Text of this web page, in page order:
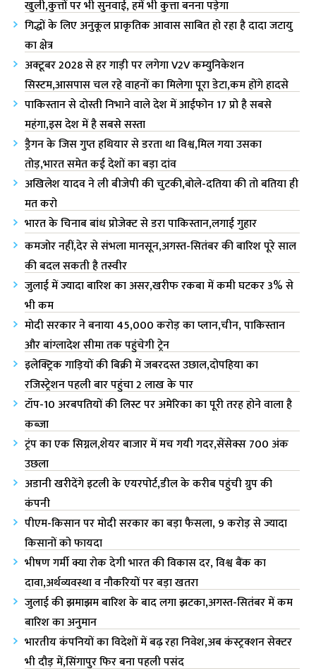
खुली,कुत्तों पर भी सुनवाई, हमें भी कुत्ता बनना पड़ेगा
गिद्धों के लिए अनुकूल प्राकृतिक आवास साबित हो रहा है दादा जटायु
का क्षेत्र
अक्टूबर 2028 से हर गाड़ी पर लगेगा V2V कम्युनिकेशन
सिस्टम,आसपास चल रहे वाहनों का मिलेगा पूरा डेटा,कम होंगे हादसे
पाकिस्तान से दोस्ती निभाने वाले देश में आईफोन 17 प्रो है सबसे
महंगा,इस देश में है सबसे सस्ता
ड्रैगन के जिस गुप्त हथियार से डरता था विश्व,मिल गया उसका
तोड़,भारत समेत कई देशों का बड़ा दांव
अखिलेश यादव ने ली बीजेपी की चुटकी,बोले-दतिया की तो बतिया ही
मत करो
भारत के चिनाब बांध प्रोजेक्ट से डरा पाकिस्तान,लगाई गुहार
कमजोर नहीं,देर से संभला मानसून,अगस्त-सितंबर की बारिश पूरे साल
की बदल सकती है तस्वीर
जुलाई में ज्यादा बारिश का असर,खरीफ रकबा में कमी घटकर 3% से
भी कम
मोदी सरकार ने बनाया 45,000 करोड़ का प्लान,चीन, पाकिस्तान
और बांग्लादेश सीमा तक पहुंचेगी ट्रेन
इलेक्ट्रिक गाड़ियों की बिक्री में जबरदस्त उछाल,दोपहिया का
रजिस्ट्रेशन पहली बार पहुंचा 2 लाख के पार
टॉप-10 अरबपतियों की लिस्ट पर अमेरिका‌ का पूरी तरह होने वाला है
कब्जा
ट्रंप का एक सिग्नल,शेयर बाजार में मच गयी गदर,सेंसेक्स 700 अंक
उछला
अडानी खरीदेंगे इटली के एयरपोर्ट,डील के करीब पहुंची ग्रुप की
कंपनी
पीएम-किसान पर मोदी सरकार का बड़ा फैसला, 9 करोड़ से ज्यादा
किसानों को फायदा
भीषण गर्मी क्या रोक देगी भारत की विकास दर, विश्व बैंक का
दावा,अर्थव्यवस्था व नौकरियों पर बड़ा खतरा
जुलाई की झमाझम बारिश के बाद लगा झटका,अगस्त-सितंबर में कम
बारिश का अनुमान
भारतीय कंपनियों का विदेशों में बढ़ रहा निवेश,अब कंस्ट्रक्शन सेक्टर
भी दौड़ में,सिंगापुर फिर बना पहली पसंद